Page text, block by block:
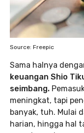
Source: Freepic
Sama halnya
keuangan Shio
seimbang.
meningkat, tapi
banyak, tuh. Mulai
harian, hingga hal